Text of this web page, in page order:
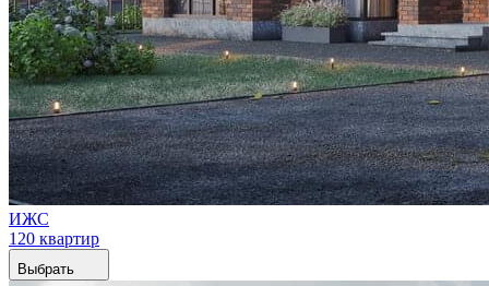
ИЖС
120 квартир
Выбрать